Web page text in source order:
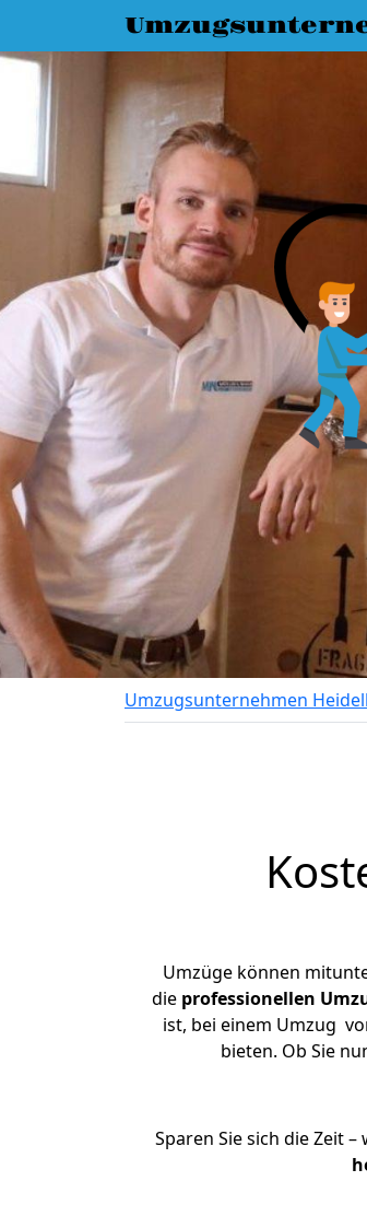
Umzugsunternehmen
Umzüge können
die professionellen
ist, bei einem Umzug
bieten. Ob Sie
Sparen Sie sich die Zeit